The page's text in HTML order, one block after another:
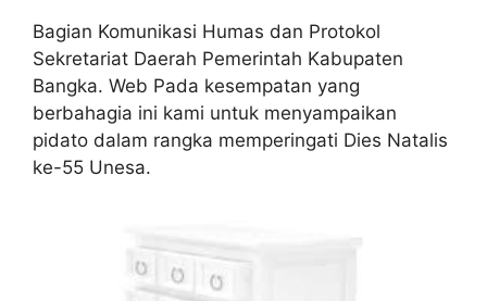
Bagian Komunikasi Humas dan Protokol
Sekretariat Daerah Pemerintah Kabupaten
Bangka. Web Pada kesempatan yang
berbahagia ini kami untuk menyampaikan
pidato dalam rangka memperingati Dies Natalis
ke-55 Unesa.